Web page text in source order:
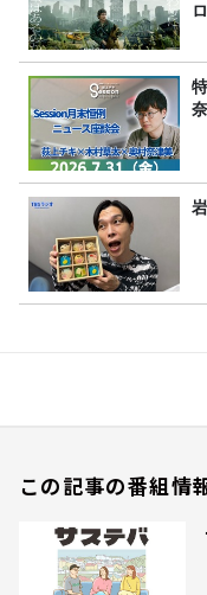
この記事の番組情